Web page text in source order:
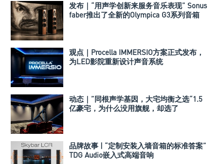
发布｜“用声学创新来服务音乐表现” Sonus
faber推出了全新的Olympica G3系列音箱
观点｜Procella IMMERSIO方案正式发布，
为LED影院重新设计声音系统
动态｜”同根声学基因，大宅均衡之选“1.5
亿豪宅，为什么没用旗舰，却选了
品牌故事 | “定制安装入墙音箱的标准答案”
TDG Audio嵌入式高端音响